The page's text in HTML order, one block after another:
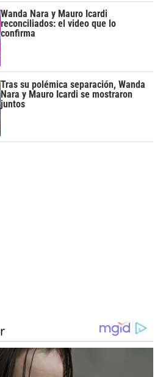
Wanda Nara y Mauro Icardi
reconciliados: el video que lo
confirma
Tras su polémica separación, Wanda
Nara y Mauro Icardi se mostraron
juntos